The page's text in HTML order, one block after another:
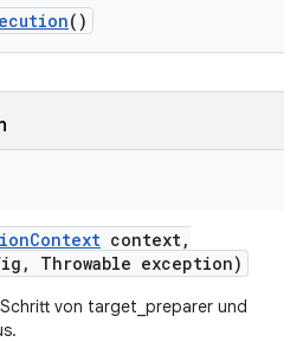
()
Context context,
, Throwable exception)
von target_preparer und